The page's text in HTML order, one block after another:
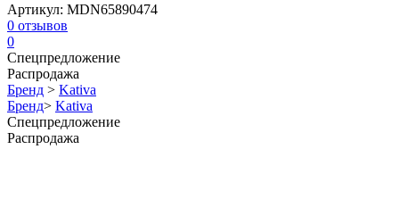
Артикул: MDN65890474
0 отзывов
0
Спецпредложение
Распродажа
Бренд > Kativa
Бренд> Kativa
Спецпредложение
Распродажа